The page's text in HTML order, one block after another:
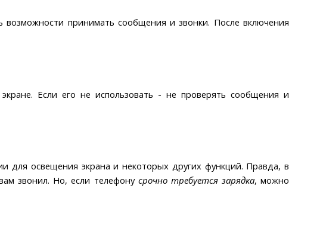
возможности принимать сообщения и звонки. После включения
Если его не использовать - не проверять сообщения и
для освещения экрана и некоторых других функций. Правда, в
звонил. Но, если телефону срочно требуется зарядка, можно